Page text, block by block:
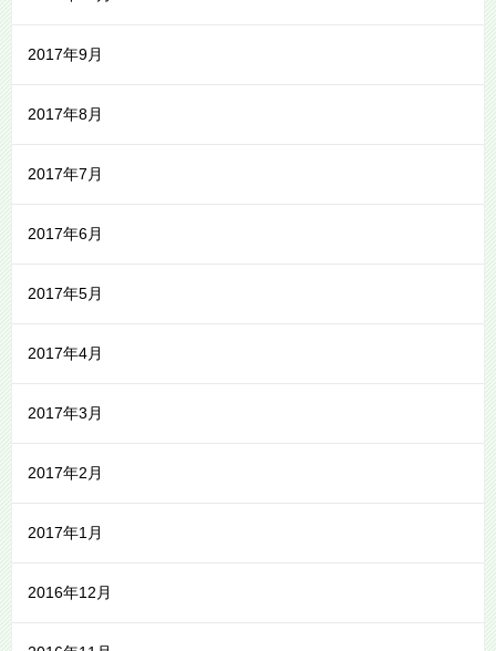
2017年9月
2017年8月
2017年7月
2017年6月
2017年5月
2017年4月
2017年3月
2017年2月
2017年1月
2016年12月